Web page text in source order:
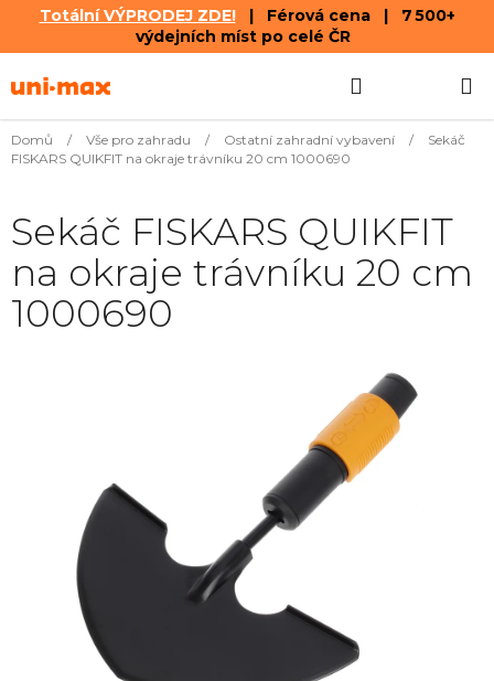
Totální VÝPRODEJ ZDE!| Férová cena | 7 500+
výdejních míst po celé ČR
na
KOŠÍK
Domů / Vše pro zahradu / Ostatní zahradní vybavení /
Sekáč
FISKARS QUIKFIT na okraje trávníku 20 cm 1000690
Sekáč FISKARS QUIKFIT
na okraje trávníku 20 cm
1000690